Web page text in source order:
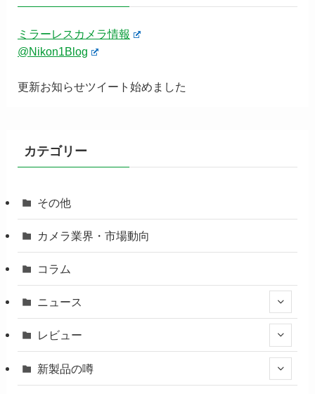
ミラーレスカメラ情報
@Nikon1Blog
更新お知らせツイート始めました
カテゴリー
その他
カメラ業界・市場動向
コラム
ニュース
レビュー
新製品の噂